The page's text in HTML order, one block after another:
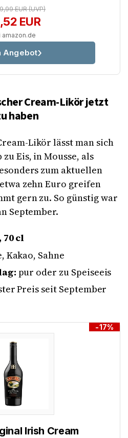
EUR(UVP)
EUR
amazon.de
Angebot
Cream-Likör jetzt
haben
Likör lässt man sich
Eis, in Mousse, als
zum aktuellen
zehn Euro greifen
gern zu. So günstig war
September.
70 cl
Kakao, Sahne
pur oder zu Speiseeis
Preis seit September
-17%
Irish Cream